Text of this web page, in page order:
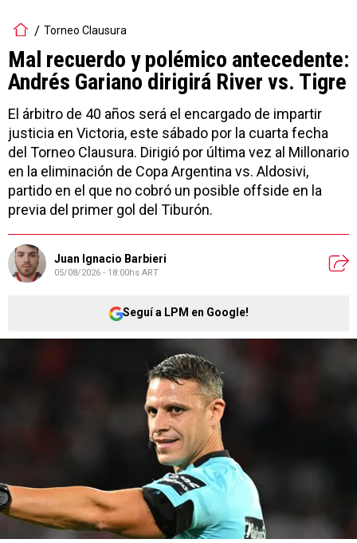
Torneo Clausura
Mal recuerdo y polémico antecedente:
Andrés Gariano dirigirá River vs. Tigre
El árbitro de 40 años será el encargado de impartir
justicia en Victoria, este sábado por la cuarta fecha
del Torneo Clausura. Dirigió por última vez al Millonario
en la eliminación de Copa Argentina vs. Aldosivi,
partido en el que no cobró un posible offside en la
previa del primer gol del Tiburón.
Juan Ignacio Barbieri
05/08/2026 - 18:00hs ART
Seguí a LPM en Google!